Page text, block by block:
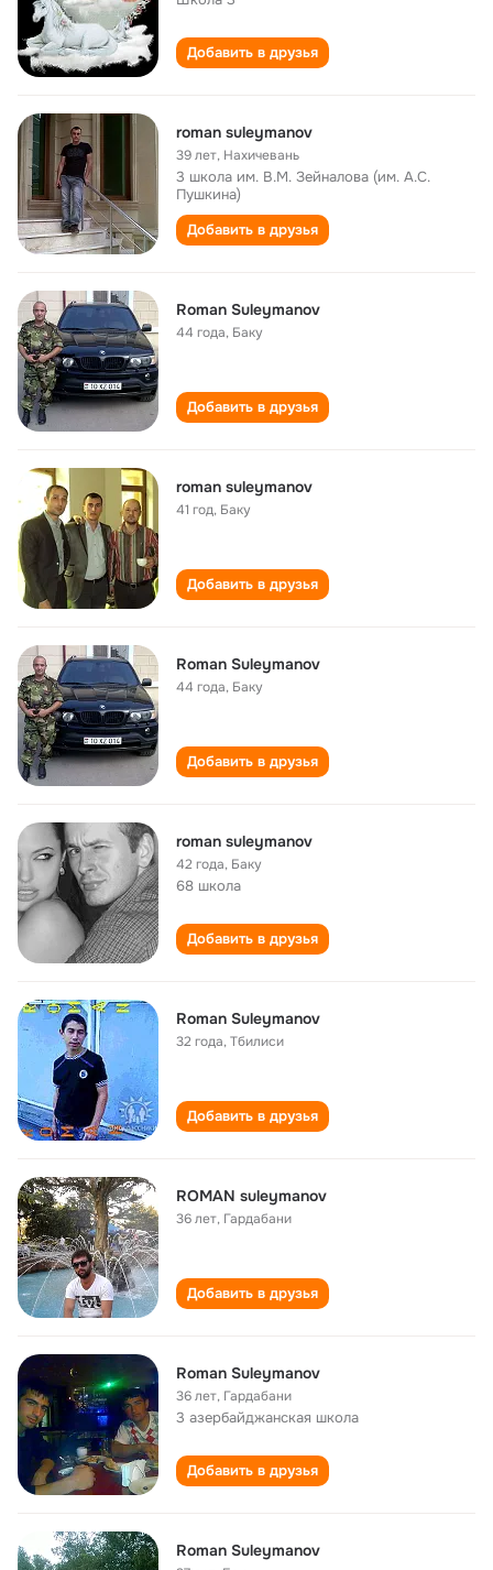
Добавить в друзья
roman suleymanov
39 лет, Нахичевань
3 школа им. В.М. Зейналова (им. А.С.
Пушкина)
Добавить в друзья
Roman Suleymanov
44 года, Баку
Добавить в друзья
roman suleymanov
41 год, Баку
Добавить в друзья
Roman Suleymanov
44 года, Баку
Добавить в друзья
roman suleymanov
42 года, Баку
68 школа
Добавить в друзья
Roman Suleymanov
32 года,Тбилиси
Добавить в друзья
ROMAN suleymanov
36 лет, Гардабани
Добавить в друзья
Roman Suleymanov
36 лет, Гардабани
3 азербайджанская школа
Добавить в друзья
Roman Suleymanov